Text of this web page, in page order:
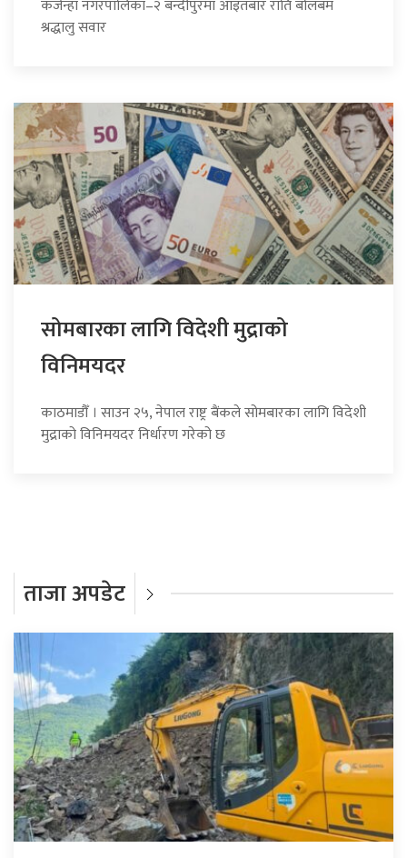
कर्जन्हा नगरपालिका–२ बन्दीपुरमा आइतबार राति बोलबम
श्रद्धालु सवार
सोमबारका लागि विदेशी मुद्राको
विनिमयदर
काठमाडौँ । साउन २५, नेपाल राष्ट्र बैंकले सोमबारका लागि विदेशी
मुद्राको विनिमयदर निर्धारण गरेको छ
ताजा अपडेट